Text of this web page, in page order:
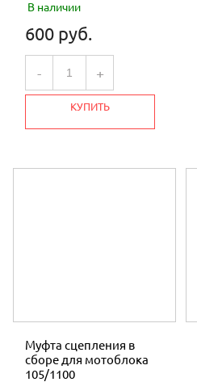
В наличии
600 руб.
- +
КУПИТЬ
Муфта сцепления в
сборе для мотоблока
105/1100